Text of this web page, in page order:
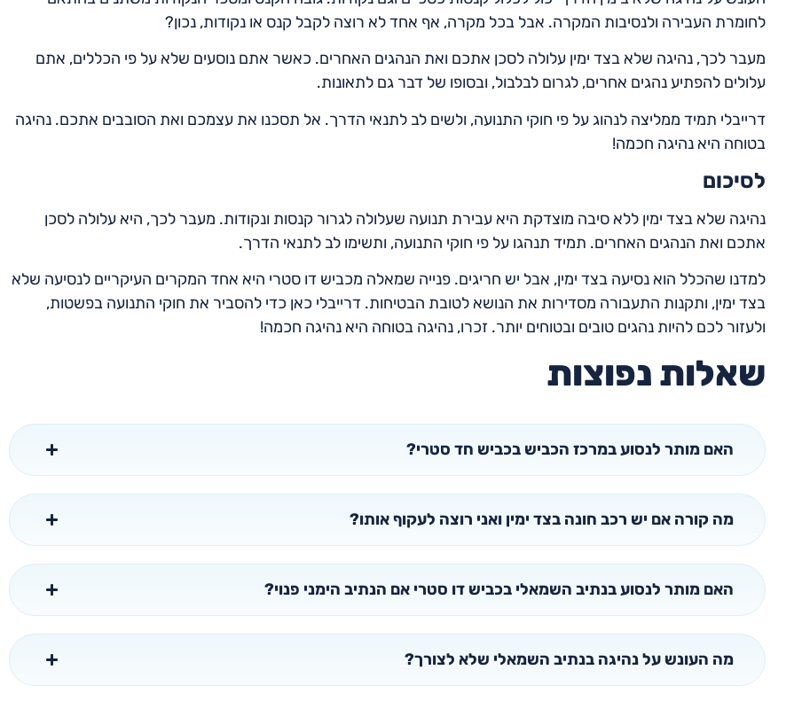
לחומרת העבירה ולנסיבות המקרה. אבל בכל מקרה, אף אחד לא רוצה לקבל קנס או נקודות, נכון?
מעבר לכך, נהיגה שלא בצד ימין עלולה לסכן אתכם ואת הנהגים האחרים. כאשר אתם נוסעים שלא על פי הכללים, אתם
עלולים להפתיע נהגים אחרים, לגרום לבלבול, ובסופו של דבר גם לתאונות.
דרייבלי תמיד ממליצה לנהוג על פי חוקי התנועה, ולשים לב לתנאי הדרך. אל תסכנו את עצמכם ואת הסובבים אתכם. נהיגה
בטוחה היא נהיגה חכמה!
לסיכום
נהיגה שלא בצד ימין ללא סיבה מוצדקת היא עבירת תנועה שעלולה לגרור קנסות ונקודות. מעבר לכך, היא עלולה לסכן
אתכם ואת הנהגים האחרים. תמיד תנהגו על פי חוקי התנועה, ותשימו לב לתנאי הדרך.
למדנו שהכלל הוא נסיעה בצד ימין, אבל יש חריגים. פנייה שמאלה מכביש דו סטרי היא אחד המקרים העיקריים לנסיעה שלא
בצד ימין, ותקנות התעבורה מסדירות את הנושא לטובת הבטיחות. דרייבלי כאן כדי להסביר את חוקי התנועה בפשטות,
ולעזור לכם להיות נהגים טובים ובטוחים יותר. זכרו, נהיגה בטוחה היא נהיגה חכמה!
שאלות נפוצות
האם מותר לנסוע במרכז הכביש בכביש חד סטרי?
מה קורה אם יש רכב חונה בצד ימין ואני רוצה לעקוף אותו?
האם מותר לנסוע בנתיב השמאלי בכביש דו סטרי אם הנתיב הימני פנוי?
מה העונש על נהיגה בנתיב השמאלי שלא לצורך?